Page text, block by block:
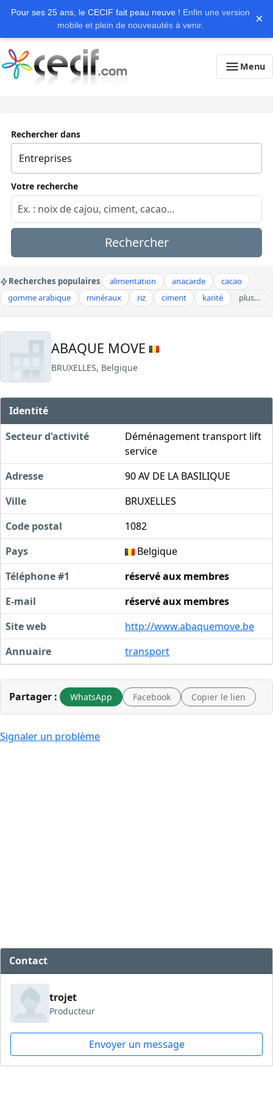
Pour ses 25 ans, le CECIF fait peau neuve ! Enfin une version
mobile et plein de nouveautés à venir.
×
Menu
Rechercher dans
Votre recherche
Rechercher
Recherches populaires alimentation anacarde
cacao
gomme arabique
minéraux riz ciment karité plus…
ABAQUE MOVE
BRUXELLES, Belgique
Identité
Secteur d'activité
Déménagement transport lift
service
Adresse
90 AV DE LA BASILIQUE
Ville
BRUXELLES
Code postal
1082
Pays
Belgique
Téléphone #1
réservé aux membres
E-mail
réservé aux membres
Site web
http://www.abaquemove.be
Annuaire
transport
Partager : WhatsApp Facebook Copier le lien
Signaler un problème
Contact
trojet
Producteur
Envoyer un message